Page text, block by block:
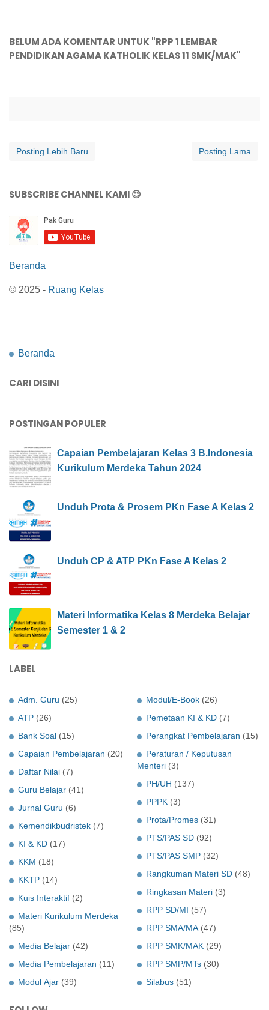
BELUM ADA KOMENTAR UNTUK "RPP 1 LEMBAR
PENDIDIKAN AGAMA KATHOLIK KELAS 11 SMK/MAK"
Posting Lebih Baru Posting Lama
SUBSCRIBE CHANNEL KAMI 😉
Beranda
© 2025 - Ruang Kelas
Beranda
CARI DISINI
POSTINGAN POPULER
Capaian Pembelajaran Kelas 3 B.Indonesia
Kurikulum Merdeka Tahun 2024
Unduh Prota & Prosem PKn Fase A Kelas 2
Unduh CP & ATP PKn Fase A Kelas 2
Materi Informatika Kelas 8 Merdeka Belajar
Semester 1 & 2
LABEL
Adm. Guru (25)
ATP (26)
Bank Soal (15)
Capaian Pembelajaran (20)
Daftar Nilai (7)
Guru Belajar (41)
Jurnal Guru (6)
Kemendikbudristek (7)
KI & KD (17)
KKM (18)
KKTP (14)
Kuis Interaktif (2)
Materi Kurikulum Merdeka
(85)
Media Belajar (42)
Media Pembelajaran (11)
Modul Ajar (39)
Modul/E-Book (26)
Pemetaan KI & KD (7)
Perangkat Pembelajaran (15)
Peraturan / Keputusan
Menteri (3)
PH/UH (137)
PPPK (3)
Prota/Promes (31)
PTS/PAS SD (92)
PTS/PAS SMP (32)
Rangkuman Materi SD (48)
Ringkasan Materi (3)
RPP SD/MI (57)
RPP SMA/MA (47)
RPP SMK/MAK (29)
RPP SMP/MTs (30)
Silabus (51)